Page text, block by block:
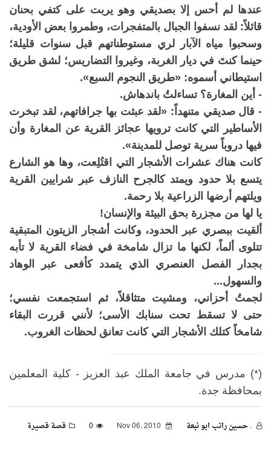
عندها لم أحس إلا بصديقي وهو يربت على كتفي بحنان
قائلاً: لقد نسفوا الجبال بالمتفجرات، وطمروا بعض الأودية،
وسحبوا مياه الآبار لري مستوطناتهم قبل سنوات قليلة؛
حينما كنتَ في ديار الغربة، وغيروا التضاريس؛ لشق طريق
استيطاني أسموه: «طريق النجوم السبع».
- أين المغارة؟ تساءلتُ باندهاش.
- قال صديقي متنهداً: «لقد عبثت بها جرافاتهم، لقد تبخرت
الأساطير التي كانت ترويها عجائز القرية عن المغارة وأن
فيها دروباً سرية توصل للمدينة».
كانت هناك عشرات الأشجار التي اقتُلِعت، وها هو الشارع
يتسع بلا حدود ويمتد كالجرح النازف عبر شرايين القرية
ويلتهم أرضها الزراعية بلا رحمة.
يا لها من مجزرة بحق البيئة والإنسان!
ألقيت ببصري عبر الحدود، وكانت أشجار الزيتون المتبقية
تتلوى ألماً، لكنها ما تزال شامخة في فضاء القرية لا تأبه
بجدار الفصل العنصري الذي يتمدد كأفعى عبر الوهاد
والسهول...
لجمتُ أحزاني، ومشيت متثاقلاً، ثم استجمعت نفسي؛
حتى لا تسقط تحت سنابك الأسى؛ لأنني قررت البقاء
شامخاً كتلك الأشجار التي كانت تعانق لحظات الغروب.
(*) مدرس في جامعة الملك عبد العزيز - كلية المعلمين
بمحافظة جدة.
. حسين راتب ابو نبعة 0 قصة قصيرة